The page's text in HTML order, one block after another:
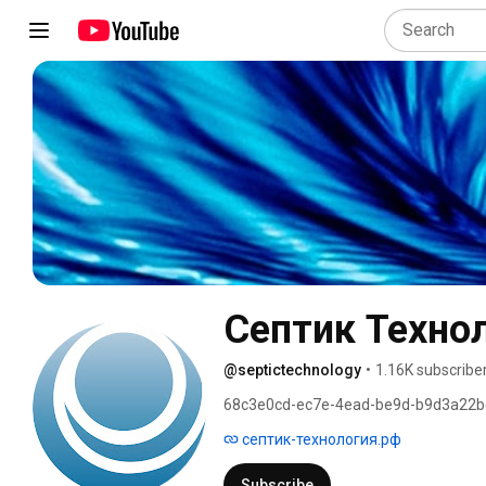
Септик
@septictechnology • 1.16K
68c3e0cd-ec7e-4ead-be9d-
септик-технология.рф